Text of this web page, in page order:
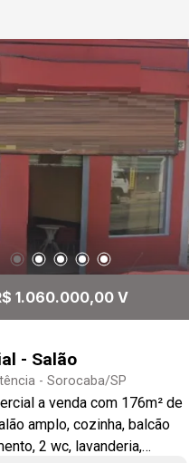
1.060.000,00 V
- Salão
- Sorocaba/SP
a venda com 176m² de
amplo, cozinha, balcão
2 wc, lavanderia,